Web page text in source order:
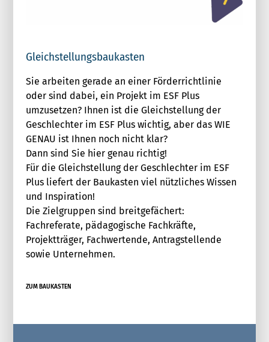
Gleichstellungsbaukasten
Sie arbeiten gerade an einer Förderrichtlinie
oder sind dabei, ein Projekt im ESF Plus
umzusetzen? Ihnen ist die Gleichstellung der
Geschlechter im ESF Plus wichtig, aber das WIE
GENAU ist Ihnen noch nicht klar?
Dann sind Sie hier genau richtig!
Für die Gleichstellung der Geschlechter im ESF
Plus liefert der Baukasten viel nützliches Wissen
und Inspiration!
Die Zielgruppen sind breitgefächert:
Fachreferate, pädagogische Fachkräfte,
Projektträger, Fachwertende, Antragstellende
sowie Unternehmen.
ZUM BAUKASTEN